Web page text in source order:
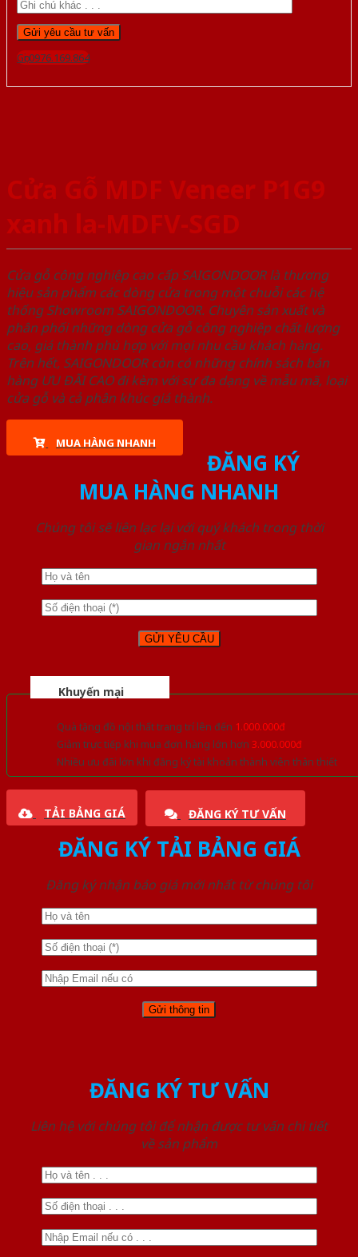
Gọi 0976.169.864
Cửa Gỗ MDF Veneer P1G9
xanh la-MDFV-SGD
Cửa gỗ công nghiệp cao cấp SAIGONDOOR là thương
hiệu sản phẩm các dòng cửa trong một chuỗi các hệ
thống Showroom SAIGONDOOR. Chuyên sản xuất và
phân phối những dòng cửa gỗ công nghiệp chất lượng
cao, giá thành phù hợp với mọi nhu cầu khách hàng.
Trên hết, SAIGONDOOR còn có những chính sách bán
hàng ƯU ĐÃI CAO đi kèm với sự đa dạng về mẫu mã, loại
cửa gỗ và cả phân khúc giá thành.
MUA HÀNG NHANH
ĐĂNG KÝ
MUA HÀNG NHANH
Chúng tôi sẽ liên lạc lại với quý khách trong thời
gian ngắn nhất
Khuyến mại
Quà tặng đồ nội thất trang trí lên đến 1.000.000đ
Giảm trực tiếp khi mua đơn hàng lớn hơn 3.000.000đ
Nhiều ưu đãi lớn khi đăng ký tài khoản thành viên thân thiết
TẢI BẢNG GIÁ ĐĂNG KÝ TƯ VẤN
ĐĂNG KÝ TẢI BẢNG GIÁ
Đăng ký nhận báo giá mới nhất từ chúng tôi
ĐĂNG KÝ TƯ VẤN
Liên hệ với chúng tôi để nhận được tư vấn chi tiết
về sản phẩm